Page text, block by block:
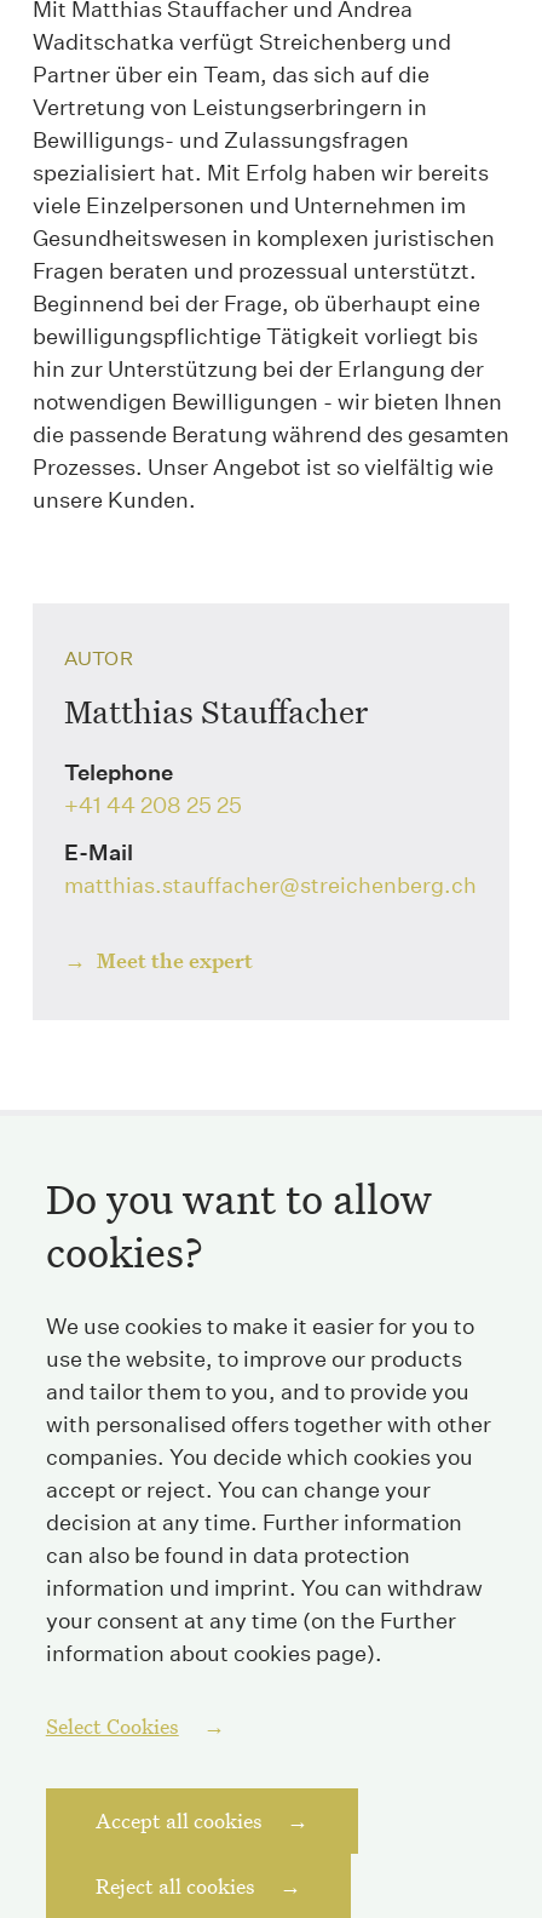
Mit Matthias Stauffacher und Andrea
Waditschatka verfügt Streichenberg und
Partner über ein Team, das sich auf die
Vertretung von Leistungserbringern in
Bewilligungs- und Zulassungsfragen
spezialisiert hat. Mit Erfolg haben wir bereits
viele Einzelpersonen und Unternehmen im
Gesundheitswesen in komplexen juristischen
Fragen beraten und prozessual unterstützt.
Beginnend bei der Frage, ob überhaupt eine
bewilligungspflichtige Tätigkeit vorliegt bis
hin zur Unterstützung bei der Erlangung der
notwendigen Bewilligungen - wir bieten Ihnen
die passende Beratung während des gesamten
Prozesses. Unser Angebot ist so vielfältig wie
unsere Kunden.
AUTOR
Matthias Stauffacher
Telephone
+41 44 208 25 25
E-Mail
matthias.stauffacher@streichenberg.ch
Meet the expert
Streichenberg
8002 Zurich
Switzerland
Tel
+41 44 208 25 25
Fax
+41 44 208 25 26
E-Mail
info@streichenberg.ch
Where to find us
Contact
Do you want to allow
cookies?
We use cookies to make it easier for you to
use the website, to improve our products
and tailor them to you, and to provide you
with personalised offers together with other
companies. You decide which cookies you
accept or reject. You can change your
decision at any time. Further information
can also be found in data protection
information und imprint. You can withdraw
your consent at any time (on the Further
information about cookies page).
Select Cookies
Accept all cookies
Reject all cookies